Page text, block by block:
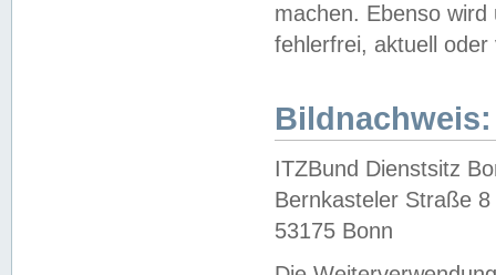
machen. Ebenso
fehlerfrei, aktuell oder
Bildnachweis:
ITZBund Dienstsitz
Bernkasteler Straße 8
53175 Bonn